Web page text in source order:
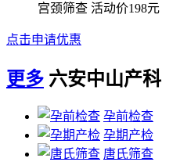
宫颈筛查 活动价198元
点击申请优惠
更多 六安中山产科
孕前检查
孕期产检
唐氏筛查